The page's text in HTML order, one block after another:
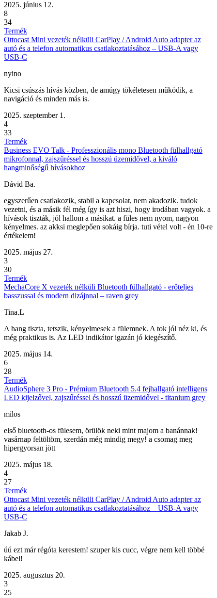
2025. június 12.
8
34
Termék
Ottocast Mini vezeték nélküli CarPlay / Android Auto adapter az
autó és a telefon automatikus csatlakoztatásához – USB-A vagy
USB-C
nyino
Kicsi csúszás hívás közben, de amúgy tökéletesen működik, a
navigáció és minden más is.
2025. szeptember 1.
4
33
Termék
Business EVO Talk - Professzionális mono Bluetooth fülhallgató
mikrofonnal, zajszűréssel és hosszú üzemidővel, a kiváló
hangminőségű hívásokhoz
Dávid Ba.
egyszerűen csatlakozik, stabil a kapcsolat, nem akadozik. tudok
vezetni, és a másik fél még így is azt hiszi, hogy irodában vagyok. a
hívások tiszták, jól hallom a másikat. a füles nem nyom, nagyon
kényelmes. az akksi meglepően sokáig bírja. tuti vétel volt - én 10-re
értékelem!
2025. május 27.
3
30
Termék
MechaCore X vezeték nélküli Bluetooth fülhallgató - erőteljes
basszussal és modern dizájnnal – raven grey
Tina.L
A hang tiszta, tetszik, kényelmesek a fülemnek. A tok jól néz ki, és
még praktikus is. Az LED indikátor igazán jó kiegészítő.
2025. május 14.
6
28
Termék
AudioSphere 3 Pro - Prémium Bluetooth 5.4 fejhallgató intelligens
LED kijelzővel, zajszűréssel és hosszú üzemidővel - titanium grey
milos
első bluetooth-os fülesem, örülök neki mint majom a banánnak!
vasárnap feltöltöm, szerdán még mindig megy! a csomag meg
hipergyorsan jött
2025. május 18.
4
27
Termék
Ottocast Mini vezeték nélküli CarPlay / Android Auto adapter az
autó és a telefon automatikus csatlakoztatásához – USB-A vagy
USB-C
Jakab J.
úú ezt már régóta kerestem! szuper kis cucc, végre nem kell többé
kábel!
2025. augusztus 20.
3
25